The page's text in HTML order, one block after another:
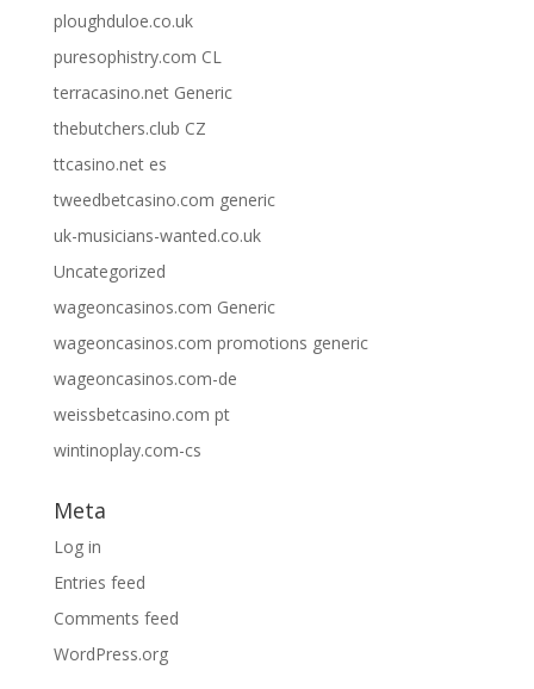
ploughduloe.co.uk
puresophistry.com CL
terracasino.net Generic
thebutchers.club CZ
ttcasino.net es
tweedbetcasino.com generic
uk-musicians-wanted.co.uk
Uncategorized
wageoncasinos.com Generic
wageoncasinos.com promotions generic
wageoncasinos.com-de
weissbetcasino.com pt
wintinoplay.com-cs
Meta
Log in
Entries feed
Comments feed
WordPress.org